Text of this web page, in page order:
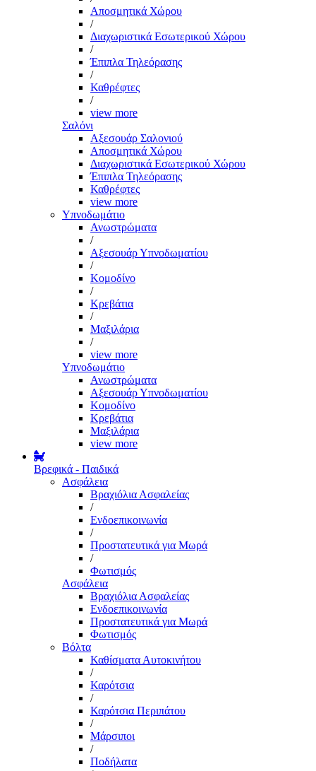
Αποσμητικά Χώρου
/
Διαχωριστικά Εσωτερικού Χώρου
/
Έπιπλα Τηλεόρασης
/
Καθρέφτες
/
view more
Σαλόνι
Αξεσουάρ Σαλονιού
Αποσμητικά Χώρου
Διαχωριστικά Εσωτερικού Χώρου
Έπιπλα Τηλεόρασης
Καθρέφτες
view more
Υπνοδωμάτιο
Ανωστρώματα
/
Αξεσουάρ Υπνοδωματίου
/
Κομοδίνο
/
Κρεβάτια
/
Μαξιλάρια
/
view more
Υπνοδωμάτιο
Ανωστρώματα
Αξεσουάρ Υπνοδωματίου
Κομοδίνο
Κρεβάτια
Μαξιλάρια
view more
Βρεφικά - Παιδικά
Ασφάλεια
Βραχιόλια Ασφαλείας
/
Ενδοεπικοινωνία
/
Προστατευτικά για Μωρά
/
Φωτισμός
Ασφάλεια
Βραχιόλια Ασφαλείας
Ενδοεπικοινωνία
Προστατευτικά για Μωρά
Φωτισμός
Βόλτα
Καθίσματα Αυτοκινήτου
/
Καρότσια
/
Καρότσια Περιπάτου
/
Μάρσιποι
/
Ποδήλατα